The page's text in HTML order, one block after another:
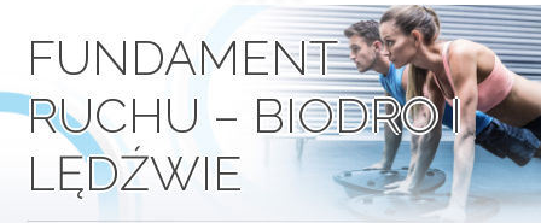
FUNDAMENT
RUCHU – BIODRO I
LĘDŹWIE